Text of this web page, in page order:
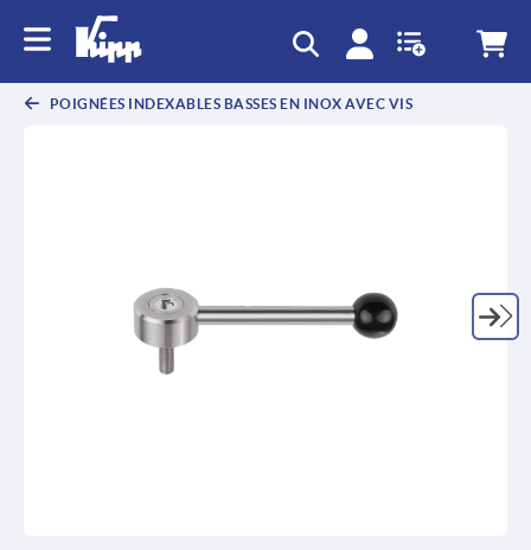
POIGNÉES INDEXABLES BASSES EN INOX AVEC VIS